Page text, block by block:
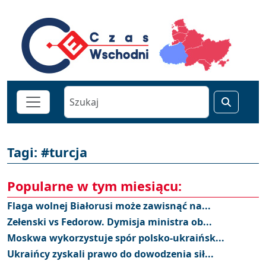
Tagi: #turcja
Popularne w tym miesiącu:
Flaga wolnej Białorusi może zawisnąć na...
Zełenski vs Fedorow. Dymisja ministra ob...
Moskwa wykorzystuje spór polsko-ukraińsk...
Ukraińcy zyskali prawo do dowodzenia sił...